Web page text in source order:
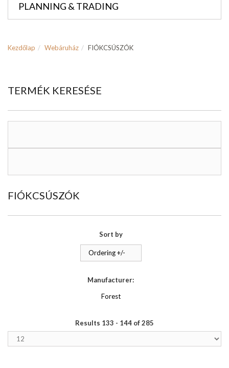
PLANNING & TRADING
Kezdőlap Webáruház FIÓKCSÚSZÓK
TERMÉK KERESÉSE
FIÓKCSÚSZÓK
Sort by
Ordering +/-
Manufacturer:
Forest
Results 133 - 144 of 285